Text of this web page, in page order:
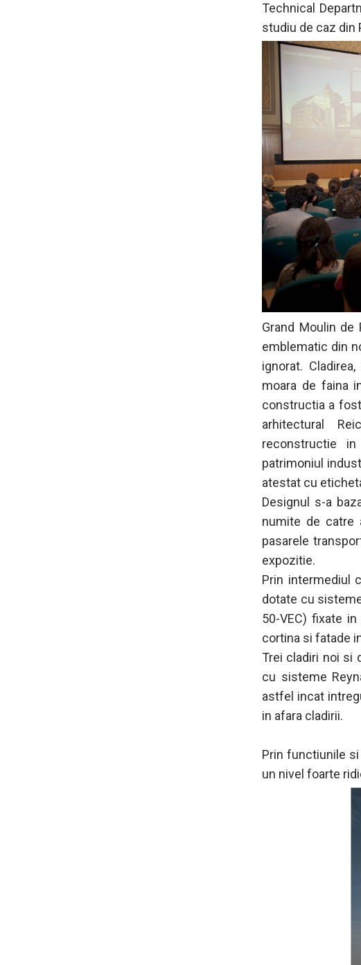
Technical
studiu de caz din
Grand Moulin de
emblematic din
ignorat.
moara de faina
constructia a
arhitectural
reconstructie
patrimoniul
atestat cu
Designul s-a
numite de catre
pasarele
expozitie.
Prin intermediul
dotate cu
50-VEC) fixate
cortina si fatade
Trei cladiri noi si
cu sisteme
astfel incat
in afara cladirii.
Prin functiunile
un nivel foarte